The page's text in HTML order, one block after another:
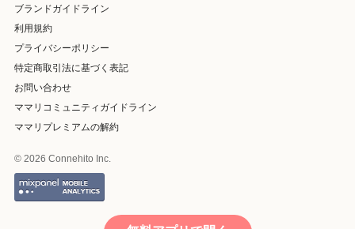
ブランドガイドライン
利用規約
プライバシーポリシー
特定商取引法に基づく表記
お問い合わせ
ママリコミュニティガイドライン
ママリプレミアムの解約
© 2026 Connehito Inc.